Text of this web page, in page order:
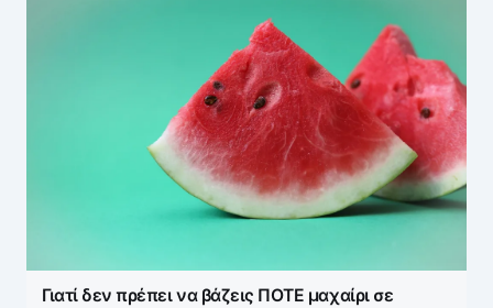
Γιατί δεν πρέπει να βάζεις ΠΟΤΕ μαχαίρι σε